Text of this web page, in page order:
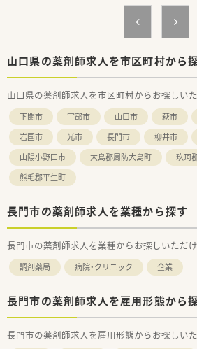
■午後は、医療機関等からの問い合わ
検品、各種記録作成を行います。
■業界大手グループの安定基盤が魅力
と将来を見据えて安心して働けます。
ながら社内で頼られる存在を目指せま
■毎日ほぼ定時で退社できるため、自
て、理想のワークライフバランスを実
山口県の薬剤師求人を市区町村から
山口県の薬剤師求人を市区町村からお探しいた
下関市 宇部市 山口市 萩市
岩国市
光市 長門市 柳井市
山陽小野田市
大島郡周防大島町
玖珂
熊毛郡平生町
長門市の薬剤師求人を業種から探す
長門市の薬剤師求人を業種からお探しいただけ
調剤薬局 病院・クリニック 企業
長門市の薬剤師求人を雇用形態から
長門市の薬剤師求人を雇用形態からお探しいた